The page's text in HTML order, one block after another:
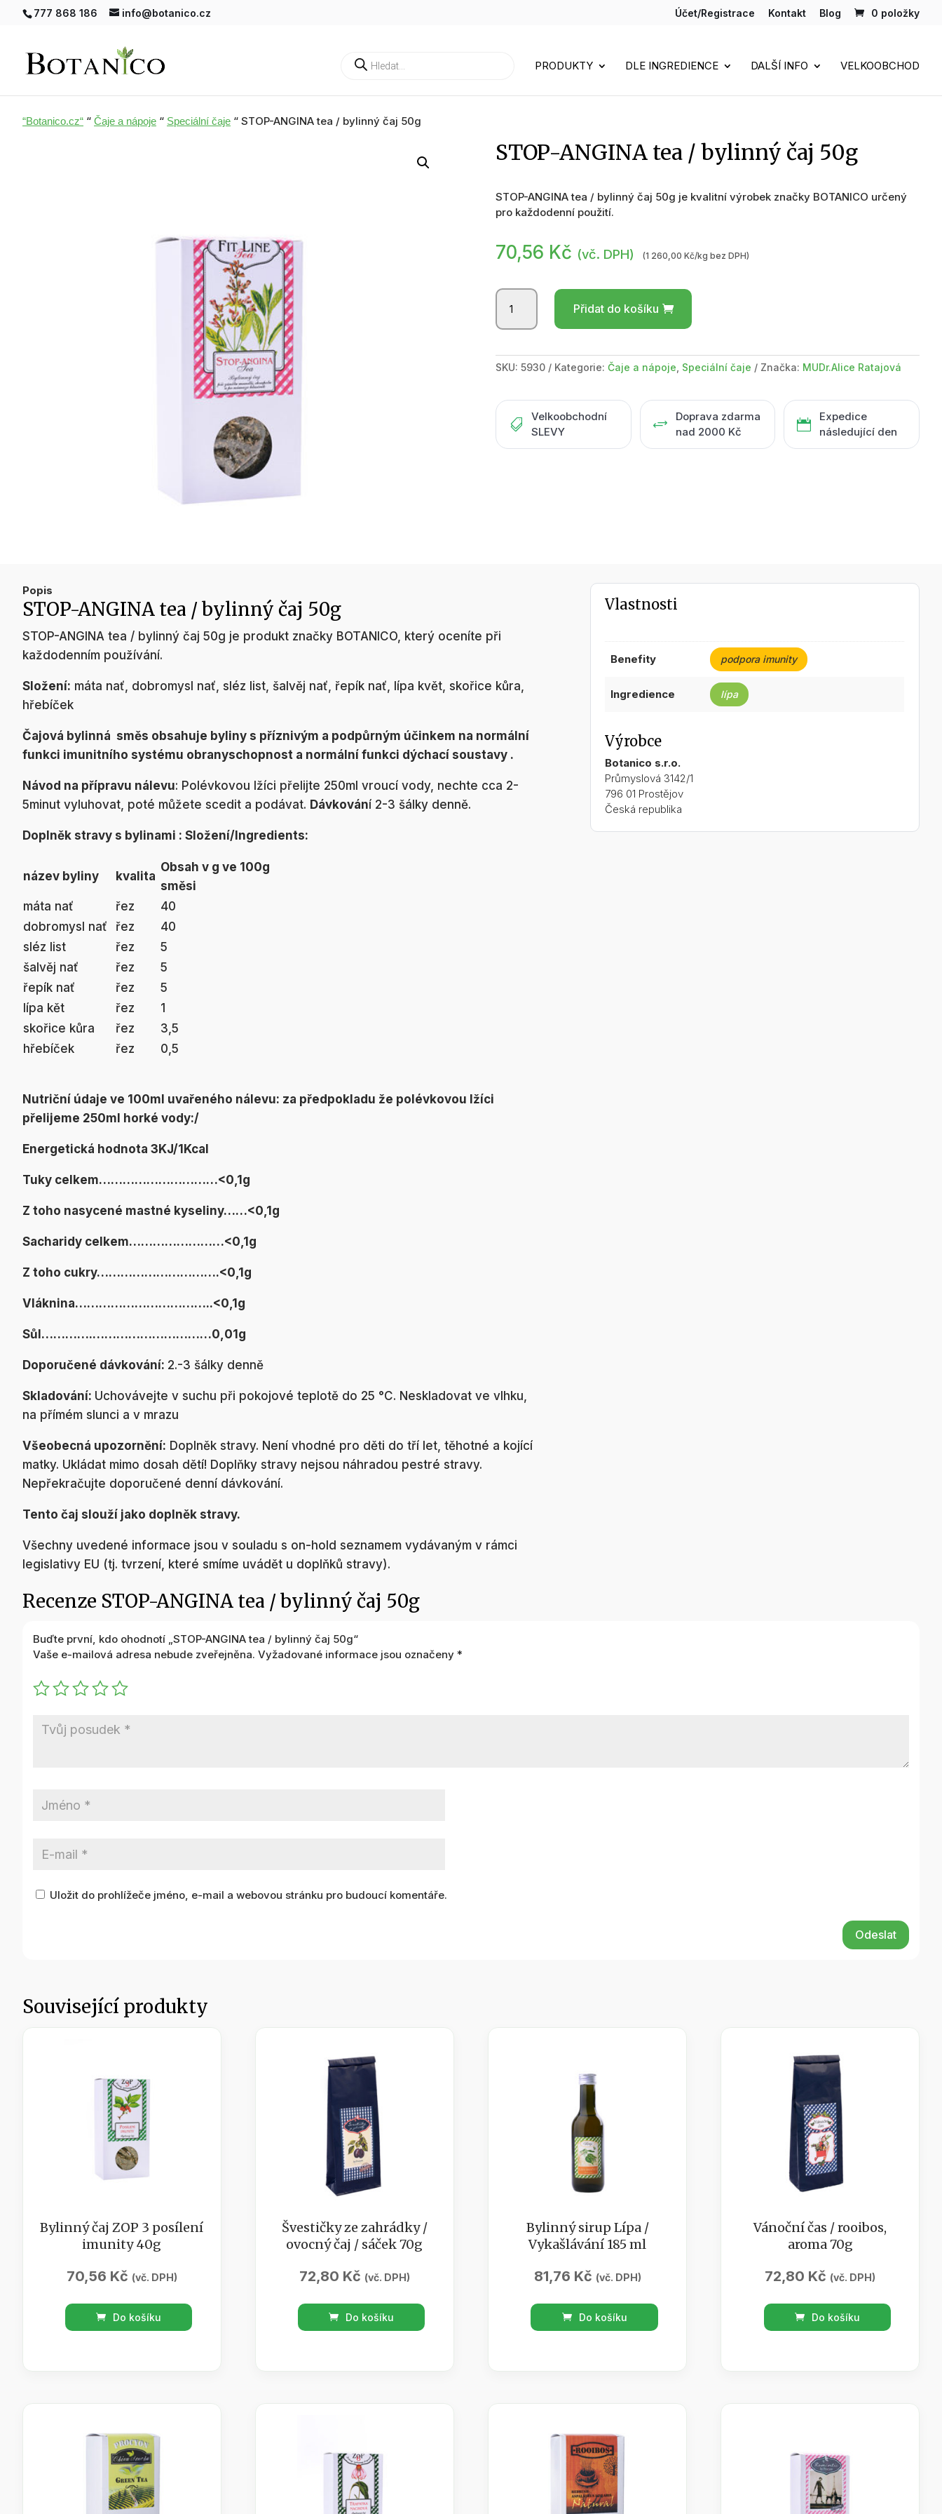
777 868 186 info@botanico.cz Účet/Registrace Kontakt Blog 0 položky
Products
search
PRODUKTY DLE INGREDIENCE DALŠÍ INFO VELKOOBCHOD
“Botanico.cz“ “ Čaje a nápoje “ Speciální čaje “ STOP-ANGINA tea / bylinný čaj 50g
STOP-ANGINA tea / bylinný čaj 50g
STOP-ANGINA tea / bylinný čaj 50g je kvalitní výrobek značky BOTANICO určený
pro každodenní použití.
70,56 Kč (vč. DPH) (1 260,00 Kč/kg bez DPH)
STOP-
ANGINA
tea
bylinný
čaj
množství
Přidat do košíku
SKU:5930 Kategorie:Čaje a nápoje Speciální čaje Značka: MUDr.Alice Ratajová

Velkoobchodní
SLEVY
+
Doprava zdarma
nad 2000 Kč

Expedice
následující den
Popis
STOP-ANGINA tea / bylinný čaj 50g
STOP-ANGINA tea / bylinný čaj 50g je produkt značky BOTANICO, který oceníte při
každodenním používání.
Složení: máta nať, dobromysl nať, sléz list, šalvěj nať, řepík nať, lípa květ, skořice kůra,
hřebíček
Čajová bylinná směs obsahuje byliny s příznivým a podpůrným účinkem na normální
funkci imunitního systému obranyschopnost a normální funkci dýchací soustavy .
Návod na přípravu nálevu: Polévkovou lžíci přelijte 250ml vroucí vody, nechte cca 2-
5minut vyluhovat, poté můžete scedit a podávat. Dávkování 2-3 šálky denně.
Doplněk stravy s bylinami : Složení/Ingredients:
název byliny kvalita
Obsah v g ve 100g
směsi
máta nať
řez
40
dobromysl nať
řez
40
sléz list
řez
5
šalvěj nať
řez
5
řepík nať
řez
5
lípa kět
řez
1
skořice kůra
řez
3,5
hřebíček
řez 0,5
Nutriční údaje ve 100ml uvařeného nálevu: za předpokladu že polévkovou lžíci
přelijeme 250ml horké vody:/
Energetická hodnota 3KJ/1Kcal
Tuky celkem…………………………<0,1g
Z toho nasycené mastné kyseliny……<0,1g
Sacharidy celkem……………………<0,1g
Z toho cukry………………………….<0,1g
Vláknina……………………………..<0,1g
Sůl………….…………………………0,01g
Doporučené dávkování: 2.-3 šálky denně
Skladování: Uchovávejte v suchu při pokojové teplotě do 25 °C. Neskladovat ve vlhku,
na přímém slunci a v mrazu
Všeobecná upozornění: Doplněk stravy. Není vhodné pro děti do tří let, těhotné a kojící
matky. Ukládat mimo dosah dětí! Doplňky stravy nejsou náhradou pestré stravy.
Nepřekračujte doporučené denní dávkování.
Tento čaj slouží jako doplněk stravy.
Všechny uvedené informace jsou v souladu s on-hold seznamem vydávaným v rámci
legislativy EU (tj. tvrzení, které smíme uvádět u doplňků stravy).
Vlastnosti
benefity podpora imunity
ingredience lípa
Výrobce
Botanico s.r.o.
Průmyslová 3142/1
796 01 Prostějov
Česká republika
Recenze STOP-ANGINA tea / bylinný čaj 50g
Buďte první, kdo ohodnotí „STOP-ANGINA tea / bylinný čaj 50g“
Vaše e-mailová adresa nebude zveřejněna. Vyžadované informace jsou označeny *
Uložit do prohlížeče jméno, e-mail a webovou stránku pro budoucí komentáře.
Odeslat
Související produkty
Bylinný čaj ZOP 3 posílení
imunity 40g
70,56 Kč (vč. DPH)
Bylinný
čaj
množství
Do košíku
Švestičky ze zahrádky /
ovocný čaj / sáček 70g
72,80 Kč (vč. DPH)
Švestičky
Do košíku
Bylinný sirup Lípa /
Vykašlávání 185 ml
81,76 Kč (vč. DPH)
Bylinný
sirup
množství
Do košíku
Vánoční čas / rooibos,
aroma 70g
72,80 Kč (vč. DPH)
Vánoční
čas
Do košíku